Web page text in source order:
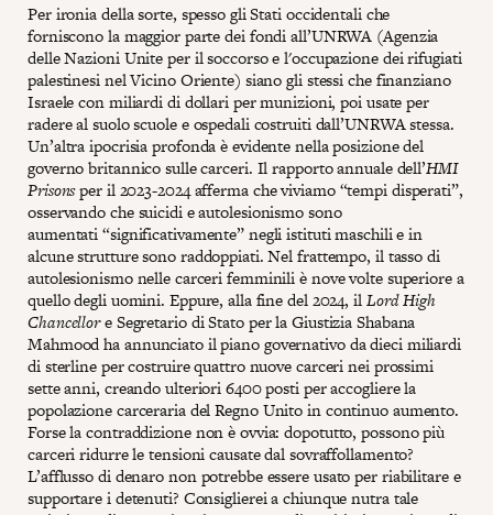
Per ironia della sorte, spesso gli Stati occidentali che
forniscono la maggior parte dei fondi all’UNRWA (Agenzia
delle Nazioni Unite per il soccorso e l'occupazione dei rifugiati
palestinesi nel Vicino Oriente) siano gli stessi che finanziano
Israele con miliardi di dollari per munizioni, poi usate per
radere al suolo scuole e ospedali costruiti dall’UNRWA stessa.
Un’altra ipocrisia profonda è evidente nella posizione del
governo britannico sulle carceri. Il rapporto annuale dell’HMI
Prisonsper il 2023-2024 afferma che viviamo “tempi disperati”,
osservando che suicidi e autolesionismo sono
aumentati “significativamente” negli istituti maschili e in
alcune strutture sono raddoppiati. Nel frattempo, il tasso di
autolesionismo nelle carceri femminili è nove volte superiore a
quello degli uomini. Eppure, alla fine del 2024, ilLord High
Chancellore Segretario di Stato per la Giustizia Shabana
Mahmood ha annunciato il piano governativo da dieci miliardi
di sterline per costruire quattro nuove carceri nei prossimi
sette anni, creando ulteriori 6400 posti per accogliere la
popolazione carceraria del Regno Unito in continuo aumento.
Forse la contraddizione non è ovvia: dopotutto, possono più
carceri ridurre le tensioni causate dal sovraffollamento?
L’afflusso di denaro non potrebbe essere usato per riabilitare e
supportare i detenuti? Consiglierei a chiunque nutra tale